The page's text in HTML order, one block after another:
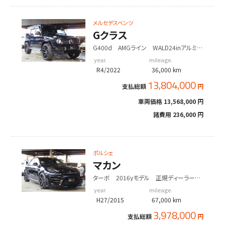
メルセデスベンツ
Gクラス
G400d AMGライン WALD24inアルミ
year.
R4/2022
mileage.
36,000 km
支払総額 13,804,000 円
車両価格 13,568,000 円
諸費用 236,000 円
ポルシェ
マカン
ターボ 2016yモデル 正規ディーラー
インチアルミホイール ESローダウンサス
year.
H27/2015
mileage.
67,000 km
支払総額 3,978,000 円